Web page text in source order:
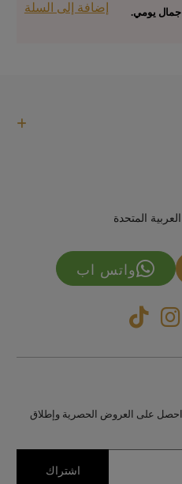
جمال يومي.
إضافة إلى السلة
المتحدة
واتس اب
واحصل على العروض الحصرية وإطلاق
اشتراك